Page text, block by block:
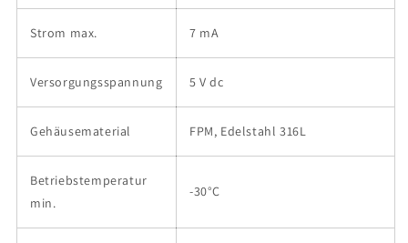
Strom max. 7 mA
Versorgungsspannung 5 V dc
Gehäusematerial FPM, Edelstahl 316L
Betriebstemperatur
min.
-30°C